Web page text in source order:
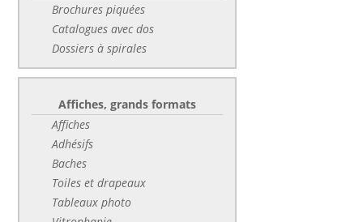
Brochures piquées
Catalogues avec dos
Dossiers à spirales
Affiches, grands formats
Affiches
Adhésifs
Baches
Toiles et drapeaux
Tableaux photo